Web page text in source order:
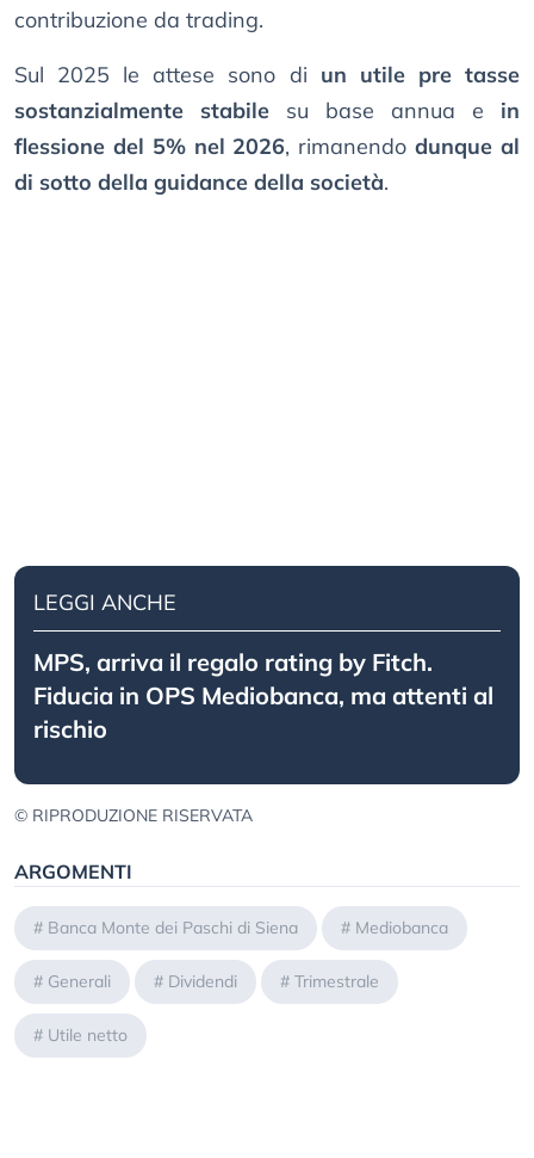
contribuzione da trading.
Sul 2025 le attese sono di un utile pre tasse
sostanzialmente stabile su base annua e in
flessione del 5% nel 2026, rimanendodunque al
di sotto della guidance della società.
LEGGI ANCHE
MPS, arriva il regalo rating by Fitch.
Fiducia in OPS Mediobanca, ma attenti al
rischio
© RIPRODUZIONE RISERVATA
ARGOMENTI
# Banca Monte dei Paschi di Siena # Mediobanca
# Generali # Dividendi # Trimestrale
# Utile netto